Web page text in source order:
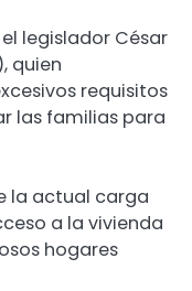
legislador César
quien
requisitos
las familias para
la actual carga
a la vivienda
hogares